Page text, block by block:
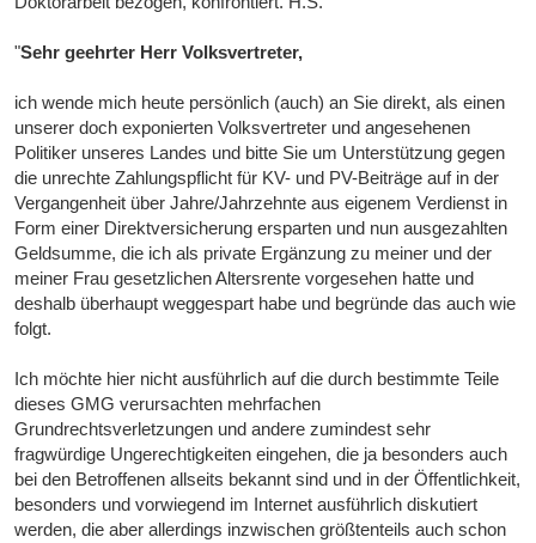
"Sehr geehrter Herr Volksvertreter,
ich wende mich heute persönlich (auch) an Sie direkt, als einen
unserer doch exponierten Volksvertreter und angesehenen
Politiker unseres Landes und bitte Sie um Unterstützung gegen
die unrechte Zahlungspflicht für KV- und PV-Beiträge auf in der
Vergangenheit über Jahre/Jahrzehnte aus eigenem Verdienst in
Form einer Direktversicherung ersparten und nun ausgezahlten
Geldsumme, die ich als private Ergänzung zu meiner und der
meiner Frau gesetzlichen Altersrente vorgesehen hatte und
deshalb überhaupt weggespart habe und begründe das auch wie
folgt.
Ich möchte hier nicht ausführlich auf die durch bestimmte Teile
dieses GMG verursachten mehrfachen
Grundrechtsverletzungen und andere zumindest sehr
fragwürdige Ungerechtigkeiten eingehen, die ja besonders auch
bei den Betroffenen allseits bekannt sind und in der Öffentlichkeit,
besonders und vorwiegend im Internet ausführlich diskutiert
werden, die aber allerdings inzwischen größtenteils auch schon